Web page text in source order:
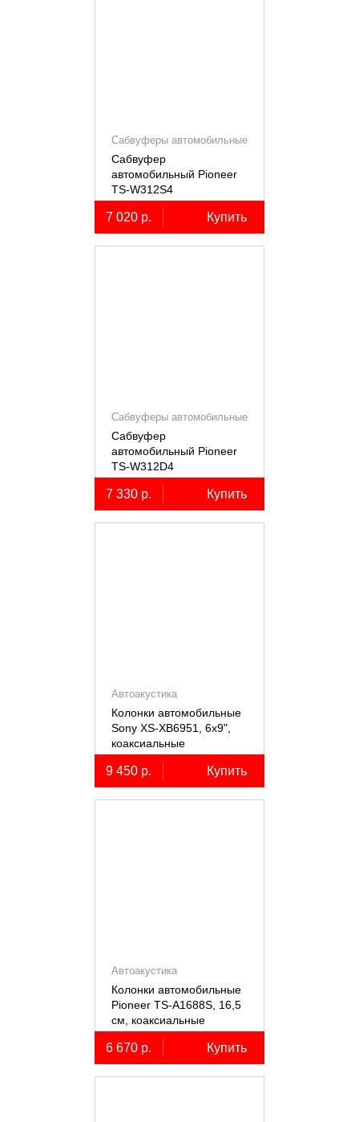
Сабвуферы автомобильные
Сабвуфер
автомобильный Pioneer
TS-W312S4
7 020 р. Купить
Сабвуферы автомобильные
Сабвуфер
автомобильный Pioneer
TS-W312D4
7 330 р. Купить
Автоакустика
Колонки автомобильные
Sony XS-XB6951, 6х9",
коаксиальные
пятиполосные, 2 шт.
9 450 р. Купить
Автоакустика
Колонки автомобильные
Pioneer TS-A1688S, 16,5
см, коаксиальные
четырёхполосные, 2 шт.
6 670 р. Купить